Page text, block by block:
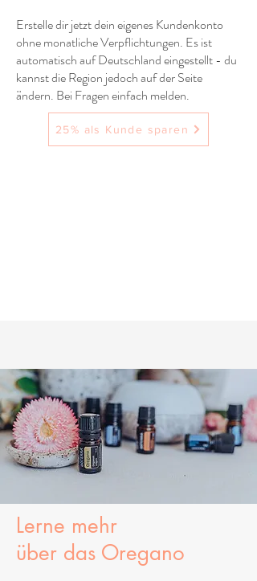
Erstelle dir jetzt dein eigenes Kundenkonto
ohne monatliche Verpflichtungen. Es ist
automatisch auf Deutschland eingestellt - du
kannst die Region jedoch auf der Seite
ändern. Bei Fragen einfach melden.
25% als Kunde sparen
Lerne mehr
über das Oregano